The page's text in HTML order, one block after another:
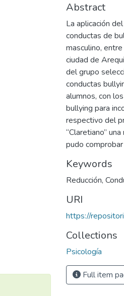
Abstract
La aplicación
conductas de
masculino,
ciudad de
del grupo
conductas
alumnos, con
bullying para
respectivo del
“Claretiano”
pudo
Keywords
Reducción,
URI
https://
Collections
Psicología
Full item